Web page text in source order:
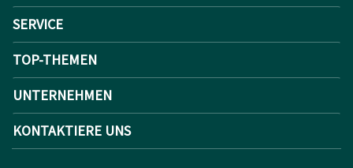
SERVICE
TOP-THEMEN
UNTERNEHMEN
KONTAKTIERE UNS